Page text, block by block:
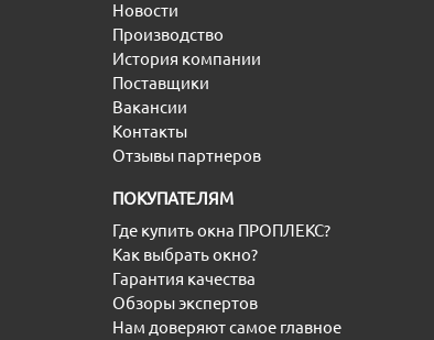
Новости
Производство
История компании
Поставщики
Вакансии
Контакты
Отзывы партнеров
ПОКУПАТЕЛЯМ
Где купить окна ПРОПЛЕКС?
Как выбрать окно?
Гарантия качества
Обзоры экспертов
Нам доверяют самое главное